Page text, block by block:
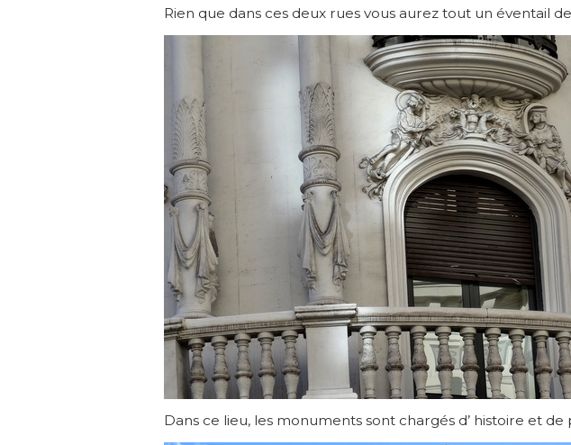
Rien que dans ces deux rues vous aurez tout un éventail
Dans ce lieu, les monuments sont chargés d’ histoire et de